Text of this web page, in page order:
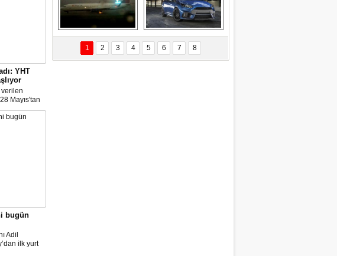
YHT
Mayıs'tan
Bakanı
bugün
Adil
ilk yurt
Delta uçağına
yıldırım çarptı
Ford Focus RS
(2015)
1 2 3 4 5 6 7 8